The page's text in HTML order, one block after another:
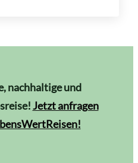
nachhaltige und
Jetzt anfragen